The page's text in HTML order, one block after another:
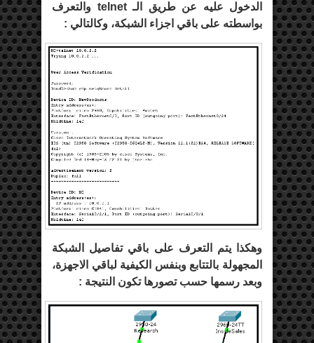
الدخول عليه عن طريق الـ telnet والتعرف
بواسطته على باقي اجزاء الشبكة، وكالتالي :
وهكذا يتم التعرف على باقي تفاصيل الشبكة
المجهولة بالتتابع وبنفس الكيفية لباقي الاجهزة،
وبعد رسمها حسب تصورها تكون النتيجة :